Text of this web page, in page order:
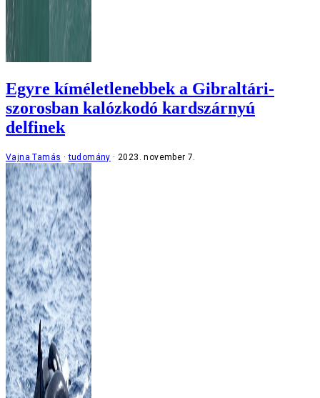
Egyre kíméletlenebbek a Gibraltári-
szorosban kalózkodó kardszárnyú
delfinek
Vajna Tamás tudomány 2023. november 7.